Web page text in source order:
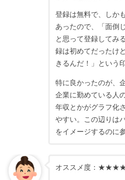
登録は無料で、しか
あったので、「面倒
と思って登録してみ
録は初めてだったけ
きるんだ！」という
特に良かったのが、
企業に勤めている人
年収とかがグラフ化
やすい。この辺りは
をイメージするのに
オススメ度：